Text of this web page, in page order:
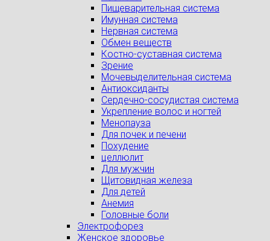
Пищеварительная система
Имунная система
Нервная система
Обмен веществ
Костно-суставная система
Зрение
Мочевыделительная система
Антиоксиданты
Сердечно-сосудистая система
Укрепление волос и ногтей
Менопауза
Для почек и печени
Похудение
целлюлит
Для мужчин
Щитовидная железа
Для детей
Анемия
Головные боли
Электрофорез
Женское здоровье